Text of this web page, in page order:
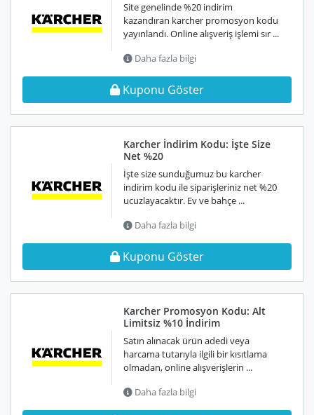
Site genelinde %20 indirim
kazandıran karcher promosyon kodu
yayınlandı. Online alışveriş işlemi sır ...
Daha fazla bilgi
Kuponu Göster
Karcher İndirim Kodu: İşte Size
Net %20
İşte size sunduğumuz bu karcher
indirim kodu ile siparişleriniz net %20
ucuzlayacaktır. Ev ve bahçe ...
Daha fazla bilgi
Kuponu Göster
Karcher Promosyon Kodu: Alt
Limitsiz %10 İndirim
Satın alınacak ürün adedi veya
harcama tutarıyla ilgili bir kısıtlama
olmadan, online alışverişlerin ...
Daha fazla bilgi